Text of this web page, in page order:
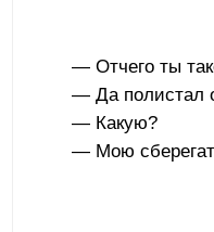
— Отчего ты
— Да полистал
— Какую?
— Мою